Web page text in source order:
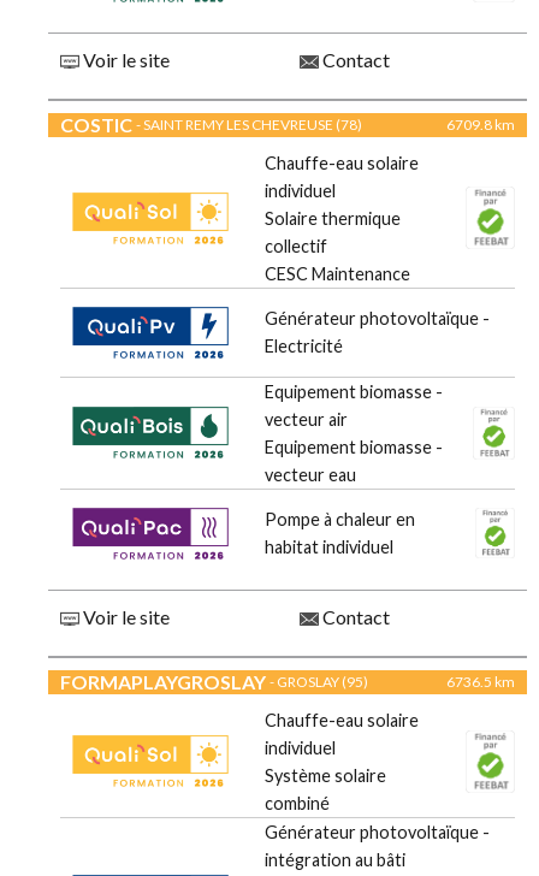
Voir le site Contact
COSTIC - SAINT REMY LES CHEVREUSE (78) 6709.8 km
Chauffe-eau solaire
individuel
Solaire thermique
collectif
CESC Maintenance
Générateur photovoltaïque -
Electricité
Equipement biomasse -
vecteur air
Equipement biomasse -
vecteur eau
Pompe à chaleur en
habitat individuel
Voir le site Contact
FORMAPLAYGROSLAY - GROSLAY (95) 6736.5 km
Chauffe-eau solaire
individuel
Système solaire
combiné
Générateur photovoltaïque -
intégration au bâti